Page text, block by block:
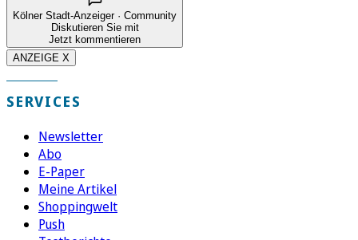
Kölner Stadt-Anzeiger · Community
Diskutieren Sie mit
Jetzt kommentieren
ANZEIGE X
SERVICES
Newsletter
Abo
E-Paper
Meine Artikel
Shoppingwelt
Push